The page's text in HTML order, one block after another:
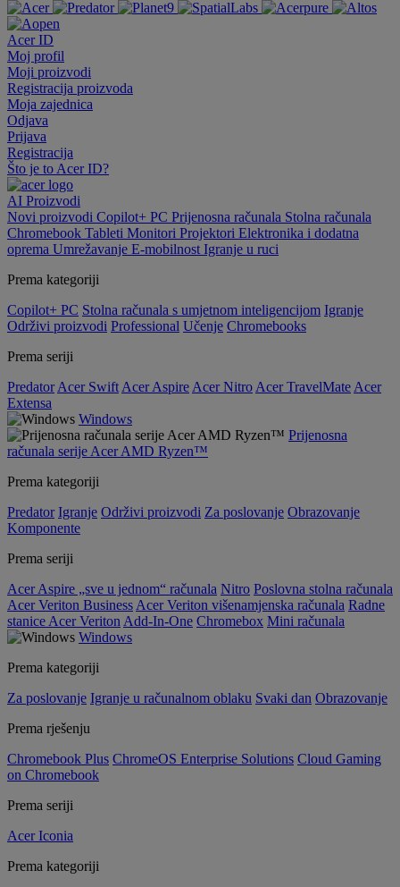
Acer ID
Moj profil
Moji proizvodi
Registracija proizvoda
Moja zajednica
Odjava
Prijava
Registracija
Što je to Acer ID?
AI Proizvodi
Novi proizvodi Copilot+ PC Prijenosna računala Stolna računala
Chromebook Tableti Monitori Projektori Elektronika i dodatna
oprema Umrežavanje E-mobilnost Igranje u ruci
Prema kategoriji
Copilot+ PC Stolna računala s umjetnom inteligencijom Igranje
Održivi proizvodi Professional Učenje Chromebooks
Prema seriji
Predator Acer Swift Acer Aspire Acer Nitro Acer TravelMate Acer
Extensa
Windows
Prijenosna
računala serije Acer AMD Ryzen™
Prema kategoriji
Predator Igranje Održivi proizvodi Za poslovanje Obrazovanje
Komponente
Prema seriji
Acer Aspire „sve u jednom“ računala Nitro Poslovna stolna računala
Acer Veriton Business Acer Veriton višenamjenska računala Radne
stanice Acer Veriton Add-In-One Chromebox Mini računala
Windows
Prema kategoriji
Za poslovanje Igranje u računalnom oblaku Svaki dan Obrazovanje
Prema rješenju
Chromebook Plus ChromeOS Enterprise Solutions Cloud Gaming
on Chromebook
Prema seriji
Acer Iconia
Prema kategoriji